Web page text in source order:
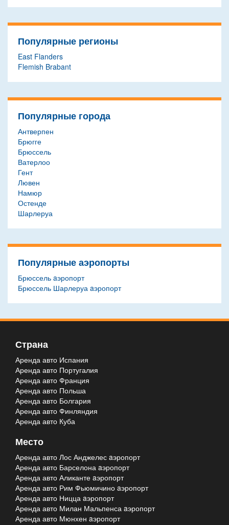
Популярные регионы
East Flanders
Flemish Brabant
Популярные города
Антверпен
Брюгге
Брюссель
Ватерлоо
Гент
Лювен
Намюр
Остенде
Шарлеруа
Популярные аэропорты
Брюссель aэропорт
Брюссель Шарлеруа aэропорт
Страна
Аренда авто Испания
Аренда авто Португалия
Аренда авто Франция
Аренда авто Польша
Аренда авто Болгария
Аренда авто Финляндия
Аренда авто Куба
Место
Аренда авто Лос Анджелес aэропорт
Аренда авто Барселона aэропорт
Аренда авто Аликанте aэропорт
Аренда авто Рим Фьюмичино aэропорт
Аренда авто Ницца aэропорт
Аренда авто Милан Мальпенса aэропорт
Аренда авто Мюнхен aэропорт